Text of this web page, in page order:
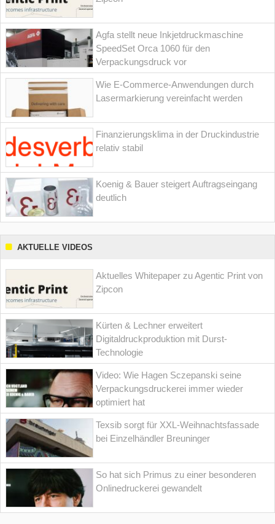
Agfa stellt neue Inkjetdruckmaschine
SpeedSet Orca 1060 für den
Verpackungsdruck vor
Wie E-Commerce-Anwendungen durch
Lasermarkierung vereinfacht werden
Finanzierungsklima in der Druckindustrie
relativ stabil
Koenig & Bauer steigert Auftragseingang
deutlich
AKTUELLE VIDEOS
Aktuelles Whitepaper zu Agentic Print von
Zipcon
Kürten & Lechner erweitert
Digitaldruckproduktion mit Durst-
Technologie
Video: Wie Hagen Sczepanski seine
Verpackungsdruckerei immer wieder
optimiert hat
Texsib sorgt für XXL-Weihnachtsfassade
bei Einzelhändler Breuninger
So hat sich Primus zu einer besonderen
Onlinedruckerei gewandelt